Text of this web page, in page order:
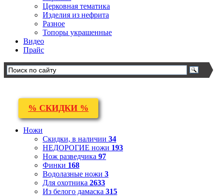
Церковная тематика
Изделия из нефрита
Разное
Топоры украшенные
Видео
Прайс
% СКИДКИ %
Ножи
Скидки, в наличии 34
НЕДОРОГИЕ ножи 193
Нож разведчика 97
Финки 168
Водолазные ножи 3
Для охотника 2633
Из белого дамаска 315